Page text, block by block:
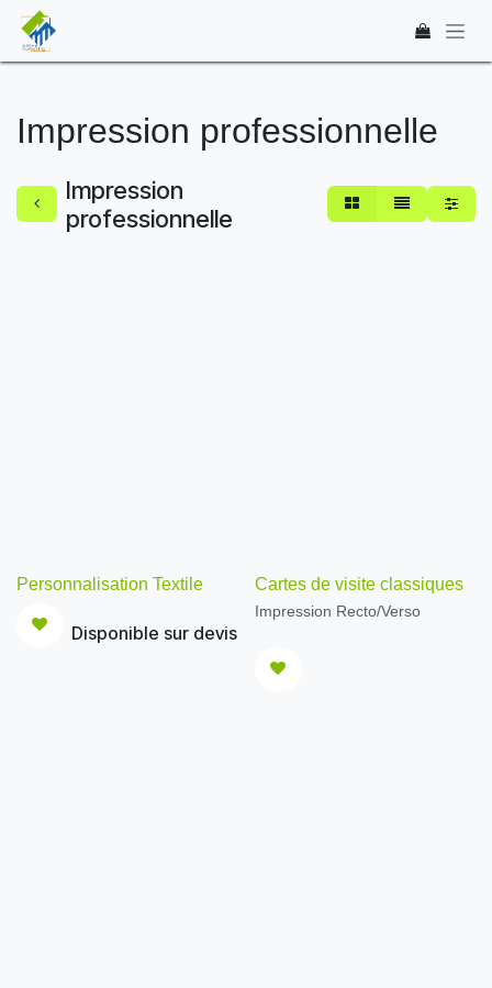
Se rendre au contenu
Impression professionnelle
Impression
professionnelle
Personnalisation Textile
Disponible sur devis
Cartes de visite classiques
Impression Recto/Verso